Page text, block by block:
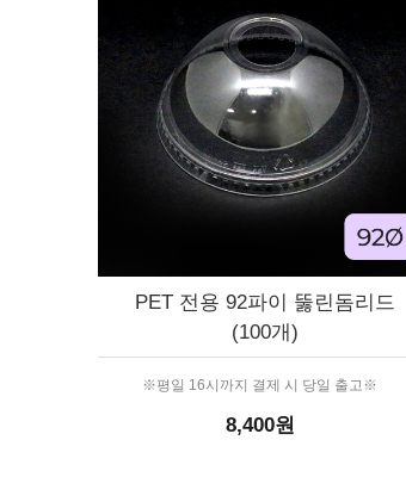
PET 전용 92파이 뚫린돔리드
(100개)
※평일 16시까지 결제 시 당일 출고※
8,400원